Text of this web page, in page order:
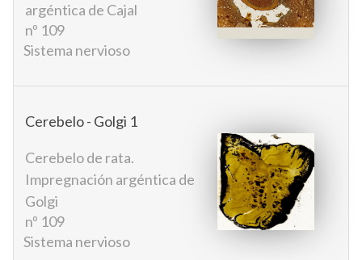
argéntica de Cajal
nº 109
Sistema nervioso
Cerebelo - Golgi 1
Cerebelo de rata.
Impregnación argéntica de
Golgi
nº 109
Sistema nervioso